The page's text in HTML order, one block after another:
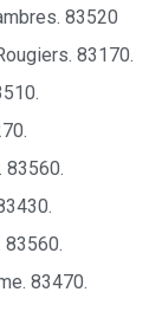
83520
83170.
83560.
83470.